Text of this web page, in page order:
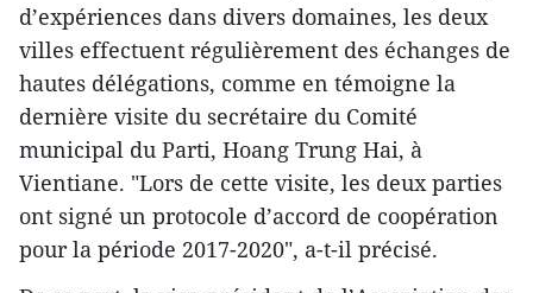
d’expériences dans divers domaines, les deux
villes effectuent régulièrement des échanges de
hautes délégations, comme en témoigne la
dernière visite du secrétaire du Comité
municipal du Parti, Hoang Trung Hai, à
Vientiane. "Lors de cette visite, les deux parties
ont signé un protocole d’accord de coopération
pour la période 2017-2020", a-t-il précisé.